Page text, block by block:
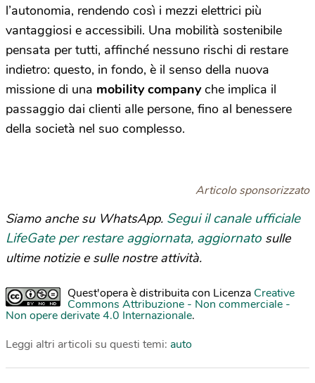
l’autonomia, rendendo così i mezzi elettrici più
vantaggiosi e accessibili. Una mobilità sostenibile
pensata per tutti, affinché nessuno rischi di restare
indietro: questo, in fondo, è il senso della nuova
missione di una mobility companyche implica il
passaggio dai clienti alle persone, fino al benessere
della società nel suo complesso.
Articolo sponsorizzato
Siamo anche su WhatsApp. Segui il canale ufficiale
LifeGate per restare aggiornata, aggiornato sulle
ultime notizie e sulle nostre attività.
Quest'opera è distribuita con Licenza Creative
Commons Attribuzione - Non commerciale -
Non opere derivate 4.0 Internazionale.
Leggi altri articoli su questi temi: auto